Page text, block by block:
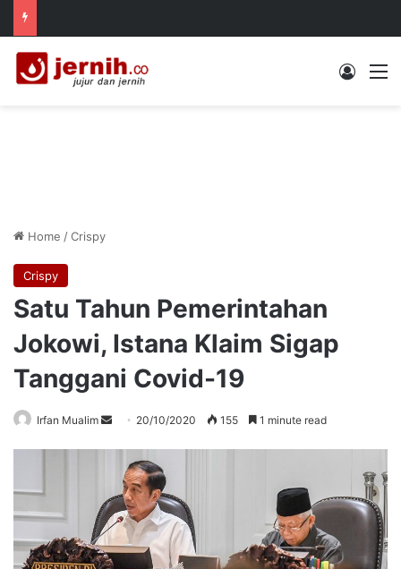
Log In
Home /Crispy
Crispy
Satu Tahun Pemerintahan
Jokowi, Istana Klaim Sigap
Tanggani Covid-19
Irfan Mualim
Send
email
20/10/2020 155 1 minute read